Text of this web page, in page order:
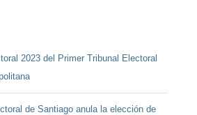
2023 del Primer Tribunal Electoral
de Santiago anula la elección de